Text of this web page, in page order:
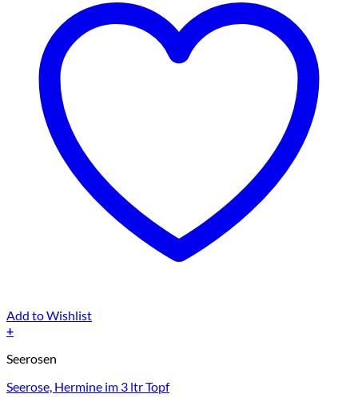
Add to Wishlist
+
Seerosen
Seerose, Hermine im 3 ltr Topf